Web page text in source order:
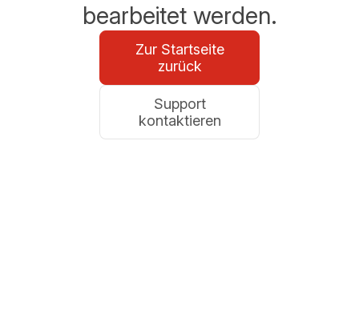
bearbeitet werden.
Zur Startseite
zurück
Support
kontaktieren